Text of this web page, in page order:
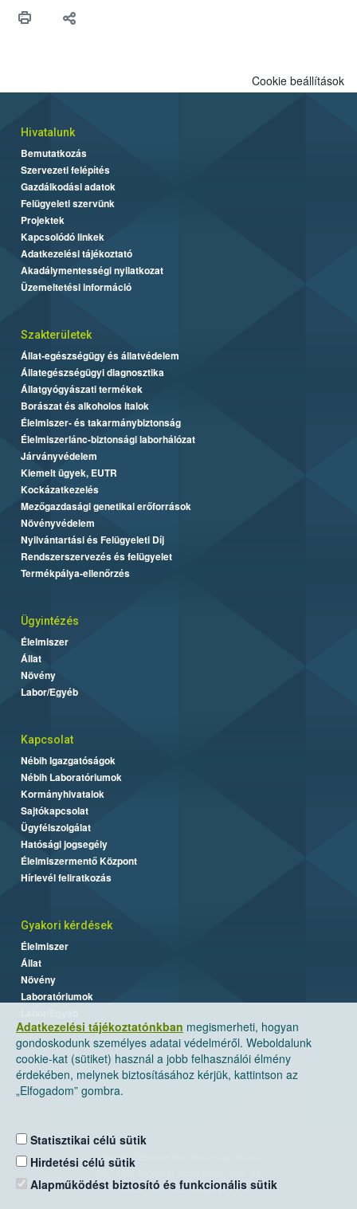
felhasználók számára is elérhető és ökológiai termesztésben is
Adatkezelési tájékoztatónkban megismerheti, hogyan
gondoskodunk személyes adatai védelméről. Weboldalunk
cookie-kat (sütiket) használ a jobb felhasználói élmény
érdekében, melynek biztosításához kérjük, kattintson az
„Elfogadom” gombra.
Statisztikai célú sütik
Hirdetési célú sütik
Alapműködést biztosító és funkcionális sütik
Cookie beállítások
Hivatalunk
Bemutatkozás
Szervezeti felépítés
Gazdálkodási adatok
Felügyeleti szervünk
Projektek
Kapcsolódó linkek
Adatkezelési tájékoztató
Akadálymentességi nyilatkozat
Üzemeltetési információ
Szakterületek
Állat-egészségügy és állatvédelem
Állategészségügyi diagnosztika
Állatgyógyászati termékek
Borászat és alkoholos italok
Élelmiszer- és takarmánybiztonság
Élelmiszerlánc-biztonsági laborhálózat
Járványvédelem
Kiemelt ügyek, EUTR
Kockázatkezelés
Mezőgazdasági genetikai erőforrások
Növényvédelem
Nyilvántartási és Felügyeleti Díj
Rendszerszervezés és felügyelet
Termékpálya-ellenőrzés
Ügyintézés
Élelmiszer
Állat
Növény
Labor/Egyéb
Kapcsolat
Nébih Igazgatóságok
Nébih Laboratóriumok
Kormányhivatalok
Sajtókapcsolat
Ügyfélszolgálat
Hatósági jogsegély
Élelmiszermentő Központ
Hírlevél feliratkozás
Gyakori kérdések
Élelmiszer
Állat
Növény
Laboratóriumok
Nemzeti Élelmiszerlánc-biztonsági Hivatal
Levelezési cím: 1525 Budapest. Pf. 30.